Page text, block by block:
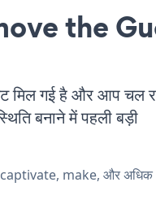
the
मिल गई है और आप चल
बनाने में पहली बड़ी
make, और अधिक